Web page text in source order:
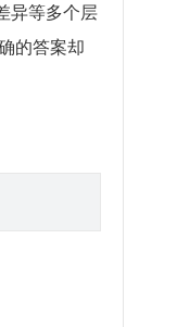
异等多个层
的答案却